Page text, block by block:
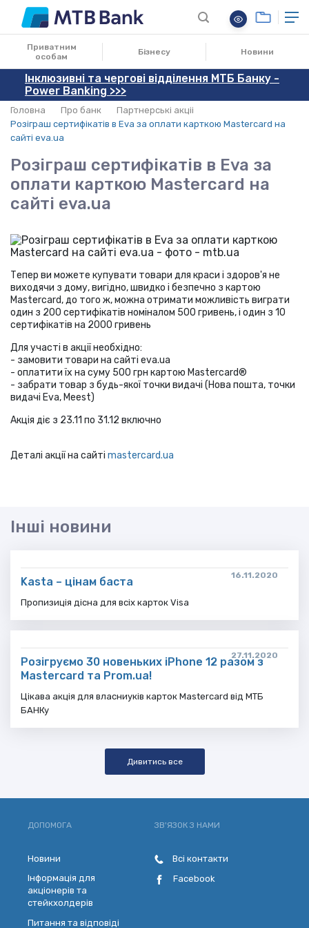
Приватним
особам
Бізнесу Новини
Інклюзивні та чергові відділення МТБ Банку -
Power Banking >>>
Головна Про банк
Партнерські акціі
Розіграш сертифікатів в Eva за оплати карткою Mastercard на
сайті eva.ua
Розіграш сертифікатів в Eva за
оплати карткою Mastercard на
сайті eva.ua
23.11.2020
Тепер ви можете купувати товари для краси і здоров'я не
виходячи з дому, вигідно, швидко і безпечно з картою
Mastercard, до того ж, можна отримати можливість виграти
один з 200 сертифікатів номіналом 500 гривень, і один з 10
сертифікатів на 2000 гривень
Для участі в акції необхідно:
- замовити товари на сайті eva.ua
- оплатити їх на суму 500 грн картою Mastercard®
- забрати товар з будь-якої точки видачі (Нова пошта, точки
видачі Eva, Meest)
Акція діє з 23.11 по 31.12 включно
Деталі акції на сайті mastercard.ua
Інші новини
16.11.2020
Kasta – цінам баста
Пропизиція дісна для всіх карток Visa
27.11.2020
Розігруємо 30 новеньких iPhone 12 разом з
Mastercard та Prom.ua!
Цікава акція для власниуків карток Mastercard від МТБ
БАНКу
Дивитись все
ДОПОМОГА
Новини
Інформація для
акціонерів та
стейкхолдерів
Питання та відповіді
ЗВ'ЯЗОК З НАМИ
Всі контакти
Facebook